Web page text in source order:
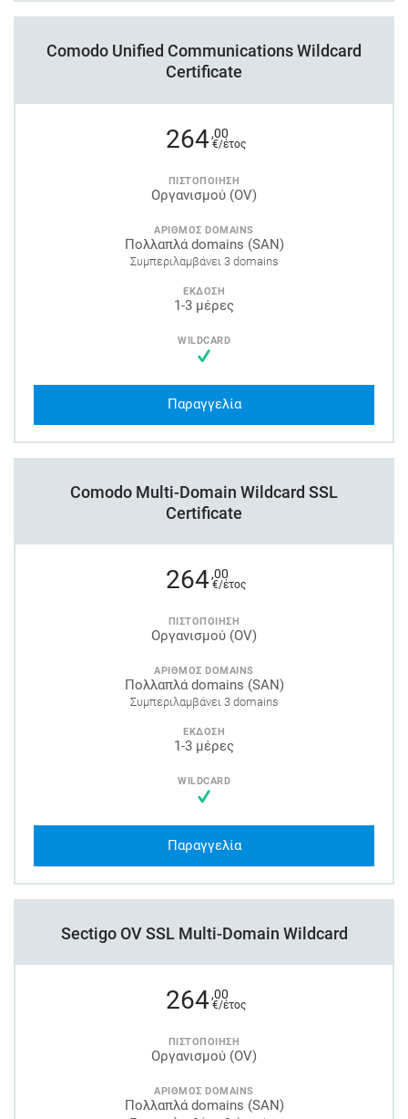
Comodo Unified Communications Wildcard
Certificate
264 ,00
€/έτος
ΠΙΣΤΟΠΟΙΗΣΗ
Οργανισμού (OV)
ΑΡΙΘΜΟΣ DOMAINS
Πολλαπλά domains (SAN)
Συμπεριλαμβάνει 3 domains
ΕΚΔΟΣΗ
1-3 μέρες
WILDCARD
Παραγγελία
Comodo Multi-Domain Wildcard SSL
Certificate
264 ,00
€/έτος
ΠΙΣΤΟΠΟΙΗΣΗ
Οργανισμού (OV)
ΑΡΙΘΜΟΣ DOMAINS
Πολλαπλά domains (SAN)
Συμπεριλαμβάνει 3 domains
ΕΚΔΟΣΗ
1-3 μέρες
WILDCARD
Παραγγελία
Sectigo OV SSL Multi-Domain Wildcard
264 ,00
€/έτος
ΠΙΣΤΟΠΟΙΗΣΗ
Οργανισμού (OV)
ΑΡΙΘΜΟΣ DOMAINS
Πολλαπλά domains (SAN)